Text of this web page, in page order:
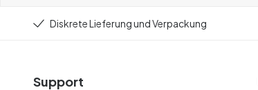
Diskrete Lieferung und Verpackung
Support